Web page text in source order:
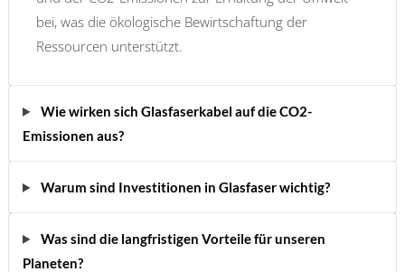
bei, was die ökologische Bewirtschaftung der
Ressourcen unterstützt.
Wie wirken sich Glasfaserkabel auf die CO2-
Emissionen aus?
Warum sind Investitionen in Glasfaser wichtig?
Was sind die langfristigen Vorteile für unseren
Planeten?